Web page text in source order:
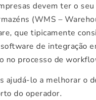
devem ter o
(WMS –
que tipicamente
de integração
no processo de
ajudá-lo a melhorar o
do operador.